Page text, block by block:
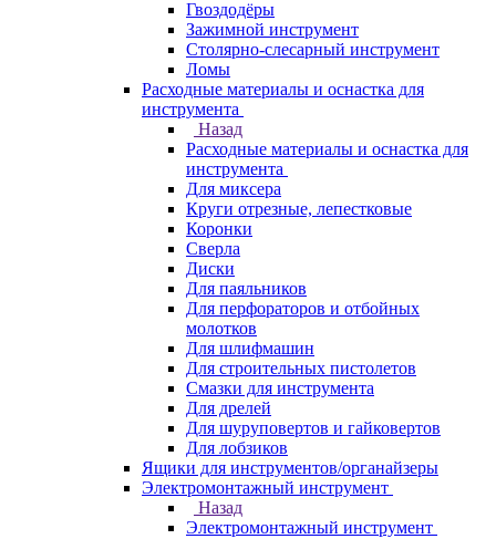
Гвоздодёры
Зажимной инструмент
Столярно-слесарный инструмент
Ломы
Расходные материалы и оснастка для
инструмента
Назад
Расходные материалы и оснастка для
инструмента
Для миксера
Круги отрезные, лепестковые
Коронки
Сверла
Диски
Для паяльников
Для перфораторов и отбойных
молотков
Для шлифмашин
Для строительных пистолетов
Смазки для инструмента
Для дрелей
Для шуруповертов и гайковертов
Для лобзиков
Ящики для инструментов/органайзеры
Электромонтажный инструмент
Назад
Электромонтажный инструмент